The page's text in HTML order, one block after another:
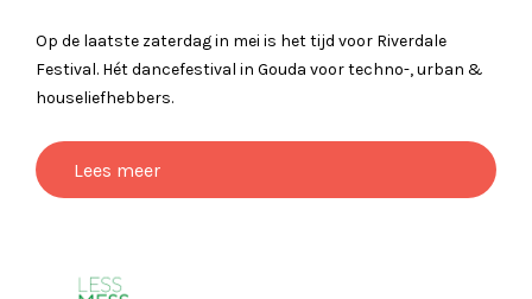
Op de laatste zaterdag in mei is het tijd voor Riverdale
Festival. Hét dancefestival in Gouda voor techno-, urban &
houseliefhebbers.
Lees meer